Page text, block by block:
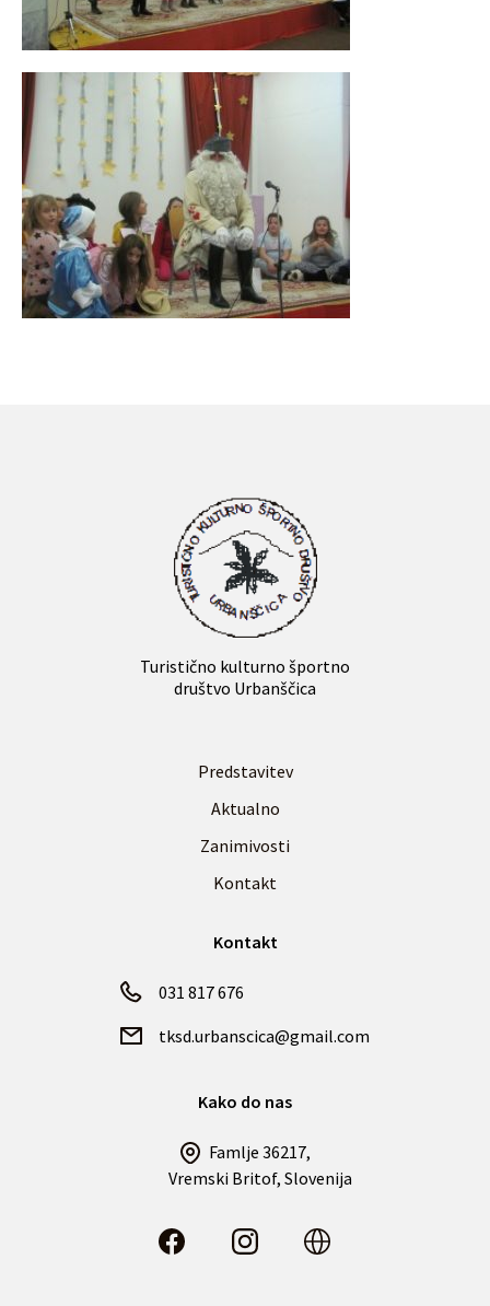
Turistično kulturno športno
društvo Urbanščica
Predstavitev
Aktualno
Zanimivosti
Kontakt
Kontakt
031 817 676
tksd.urbanscica@gmail.com
Kako do nas
Famlje 36217,
Vremski Britof, Slovenija